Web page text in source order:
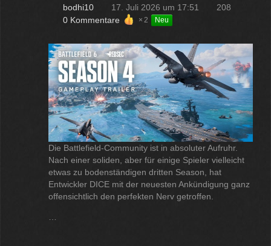
bodhi10 17. Juli 2026 um 17:51
208
0 Kommentare
2 Neu
Die Battlefield-Community ist in absoluter Aufruhr.
Nach einer soliden, aber für einige Spieler vielleicht
etwas zu bodenständigen dritten Season, hat
Entwickler DICE mit der neuesten Ankündigung ganz
offensichtlich den perfekten Nerv getroffen.